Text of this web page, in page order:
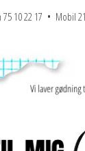
10 22 17 • Mobil